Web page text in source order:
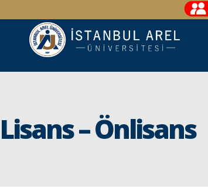
Lisans – Önlisans